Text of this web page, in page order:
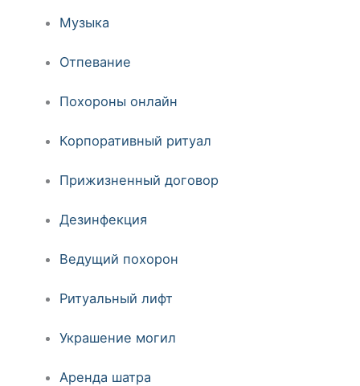
Музыка
Отпевание
Похороны онлайн
Корпоративный ритуал
Прижизненный договор
Дезинфекция
Ведущий похорон
Ритуальный лифт
Украшение могил
Аренда шатра